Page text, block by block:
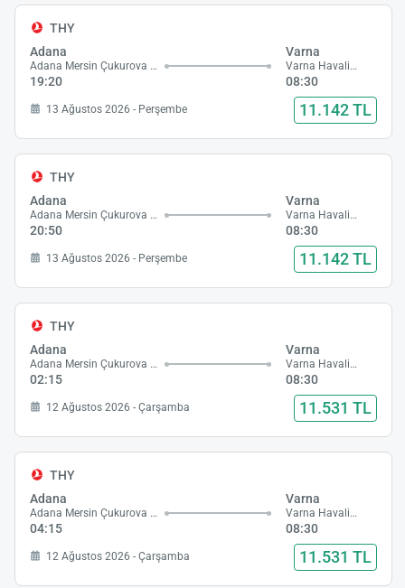
THY
Adana
Adana Mersin Çukurova Havalimanı
19:20
Varna
Varna Havalimanı
08:30
13 Ağustos 2026 - Perşembe 11.142 TL
THY
Adana
Adana Mersin Çukurova Havalimanı
20:50
Varna
Varna Havalimanı
08:30
13 Ağustos 2026 - Perşembe 11.142 TL
THY
Adana
Adana Mersin Çukurova Havalimanı
02:15
Varna
Varna Havalimanı
08:30
12 Ağustos 2026 - Çarşamba 11.531 TL
THY
Adana
Adana Mersin Çukurova Havalimanı
04:15
Varna
Varna Havalimanı
08:30
12 Ağustos 2026 - Çarşamba 11.531 TL